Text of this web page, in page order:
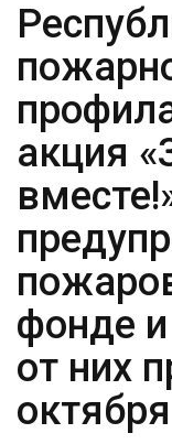
акция
фонде
от них